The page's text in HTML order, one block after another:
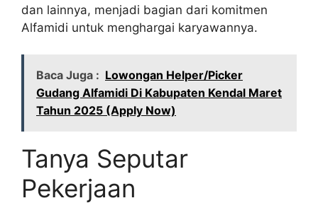
dan lainnya, menjadi bagian dari komitmen
Alfamidi untuk menghargai karyawannya.
Baca Juga : Lowongan Helper/Picker
Gudang Alfamidi Di Kabupaten Kendal Maret
Tahun 2025 (Apply Now)
Tanya Seputar
Pekerjaan